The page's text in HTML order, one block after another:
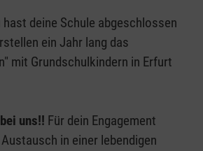
hast deine Schule abgeschlossen
ein Jahr lang das
mit Grundschulkindern in Erfurt
uns!! Für dein Engagement
in einer lebendigen